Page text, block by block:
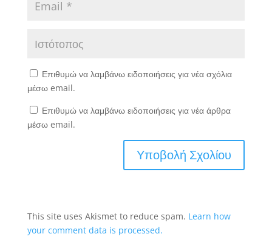
Επιθυμώ να λαμβάνω ειδοποιήσεις για νέα σχόλια
μέσω email.
Επιθυμώ να λαμβάνω ειδοποιήσεις για νέα άρθρα
μέσω email.
This site uses Akismet to reduce spam. Learn how
your comment data is processed.